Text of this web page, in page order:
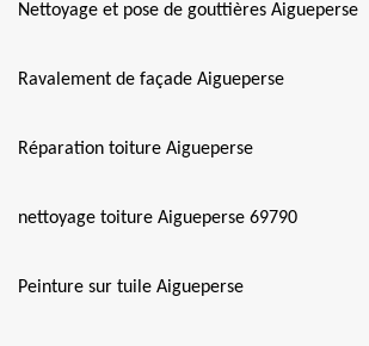
Nettoyage et pose de gouttières Aigueperse
Ravalement de façade Aigueperse
Réparation toiture Aigueperse
nettoyage toiture Aigueperse 69790
Peinture sur tuile Aigueperse